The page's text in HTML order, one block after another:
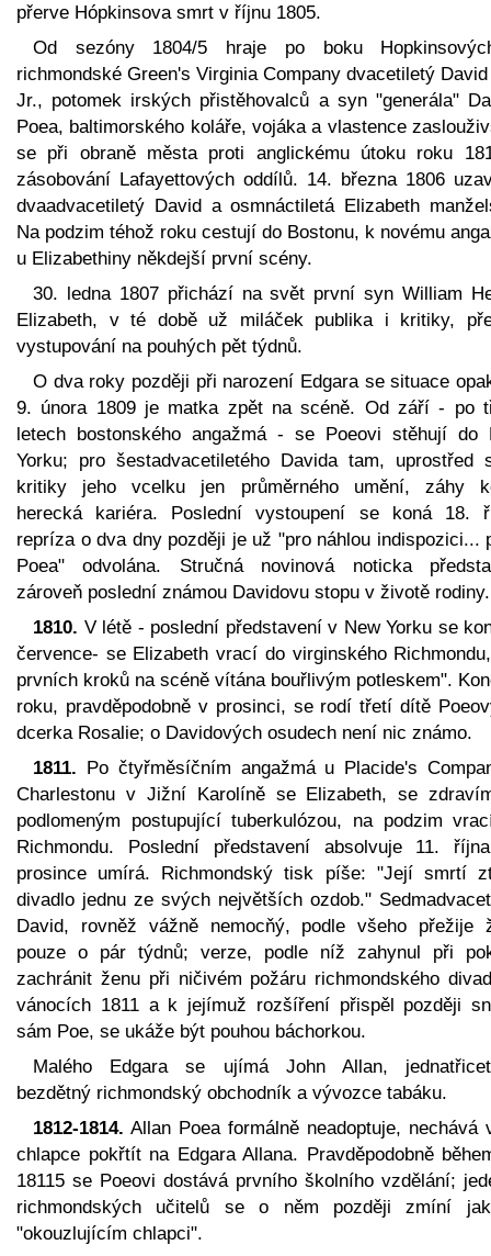
přerve Hópkinsova smrt v říjnu 1805.
Od sezóny 1804/5 hraje po boku
richmondské Green's Virginia Company dvacetiletý
Jr., potomek irských přistěhovalců a syn "generála"
Poea, baltimorského koláře, vojáka a vlastence
se při obraně města proti anglickému útoku roku
zásobování Lafayettových oddílů. 14. března 1806
dvaadvacetiletý David a osmnáctiletá Elizabeth
Na podzim téhož roku cestují do Bostonu, k novému
u Elizabethiny někdejší první scény.
30. ledna 1807 přichází na svět první syn William
Elizabeth, v té době už miláček publika i kritiky,
vystupování na pouhých pět týdnů.
O dva roky později při narození Edgara se situace
9. února 1809 je matka zpět na scéně. Od září - po
letech bostonského angažmá - se Poeovi stěhují do
Yorku; pro šestadvacetiletého Davida tam, uprostřed
kritiky jeho vcelku jen průměrného umění, záhy
herecká kariéra. Poslední vystoupení se koná 18.
repríza o dva dny později je už "pro náhlou indispozici...
Poea" odvolána. Stručná novinová noticka
zároveň poslední známou Davidovu stopu v životě rodiny.
1810. V létě - poslední představení v New Yorku se
července- se Elizabeth vrací do virginského
prvních kroků na scéně vítána bouřlivým potleskem".
roku, pravděpodobně v prosinci, se rodí třetí dítě
dcerka Rosalie; o Davidových osudech není nic známo.
1811. Po čtyřměsíčním angažmá u Placide's
Charlestonu v Jižní Karolíně se Elizabeth, se
podlomeným postupující tuberkulózou, na podzim
Richmondu. Poslední představení absolvuje 11.
prosince umírá. Richmondský tisk píše: "Její smrtí
divadlo jednu ze svých největších ozdob."
David, rovněž vážně nemocňý, podle všeho přežije
pouze o pár týdnů; verze, podle níž zahynul při
zachránit ženu při ničivém požáru richmondského
vánocích 1811 a k jejímuž rozšíření přispěl později
sám Poe, se ukáže být pouhou báchorkou.
Malého Edgara se ujímá John Allan,
bezdětný richmondský obchodník a vývozce tabáku.
1812-1814. Allan Poea formálně neadoptuje, nechává
chlapce pokřtít na Edgara Allana. Pravděpodobně
18115 se Poeovi dostává prvního školního vzdělání;
richmondských učitelů se o něm později zmíní
"okouzlujícím chlapci".